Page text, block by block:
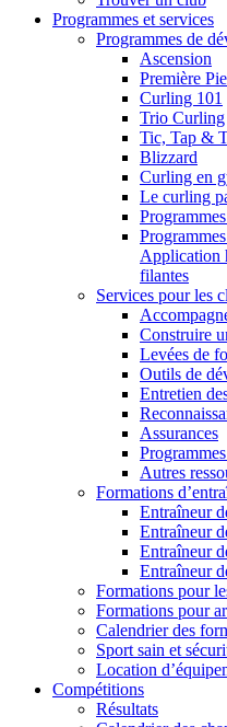
Programmes et services
Programmes de
Ascension
Première
Curling 101
Trio Curling
Tic, Tap &
Blizzard
Curling en
Le curling
Application
filantes
Services pour les
Construire
Levées de
Outils de
Entretien
Assurances
Autres
Formations
Entraîneur
Entraîneur
Entraîneur
Entraîneur
Formations pour
Formations pour
Calendrier des
Sport sain et
Location
Compétitions
Résultats